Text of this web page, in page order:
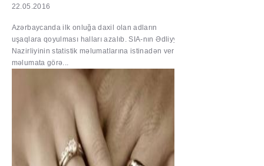
22.05.2016
Azərbaycanda ilk onluğa daxil olan adların
uşaqlara qoyulması halları azalıb. SIA-nın Ədliyyə
Nazirliyinin statistik məlumatlarına istinadən verdiyi
məlumata görə...